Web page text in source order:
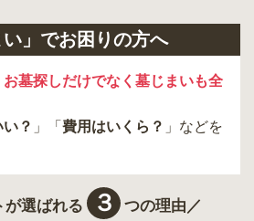
い」でお困りの方へ
お墓探しだけでなく墓じまいも全
？ 」「 費用はいくら？ 」などを
が選ばれる ３ つの理由／